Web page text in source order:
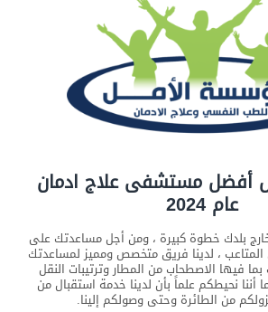
أفضل مستشفى علاج ادمان
عام 2024
بلدك خطوة كبيرة ، ومن أجل مساعدتك على
، لدينا فريق متخصص ومميز لمساعدتك
فيها الاصطحاب من المطار وترتيبات النقل
أننا نحيطكم علماً بأن لدينا خدمة استقبال من
من الطائرة وحتى وصولكم إلينا.